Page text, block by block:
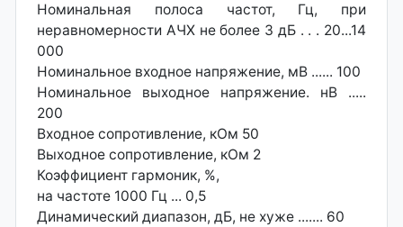
Номинальная полоса частот, Гц, при
неравномерности АЧХ не более 3 дБ . . . 20...14
000
Номинальное входное напряжение, мВ ...... 100
Номинальное выходное напряжение. нВ .....
200
Входное сопротивление, кОм 50
Выходное сопротивление, кОм 2
Коэффициент гармоник, %,
на частоте 1000 Гц ... 0,5
Динамический диапазон, дБ, не хуже ....... 60